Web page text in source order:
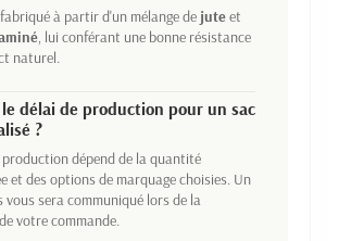
à partir d'un mélange de juteet
, lui conférant une bonne résistance
naturel.
délai de production pour un sac
?
production dépend de la quantité
et des options de marquage choisies. Un
vous sera communiqué lors de la
votre commande.